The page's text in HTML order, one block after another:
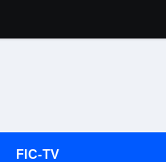
Falsificador de anilhas de
FIC-TV